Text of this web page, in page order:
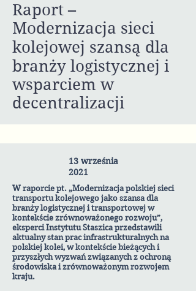
Raport –
Modernizacja sieci
kolejowej szansą dla
branży logistycznej i
wsparciem w
decentralizacji
13 września
2021
W raporcie pt. „Modernizacja polskiej sieci
transportu kolejowego jako szansa dla
branży logistycznej i transportowej w
kontekście zrównoważonego rozwoju”,
eksperci Instytutu Staszica przedstawili
aktualny stan prac infrastrukturalnych na
polskiej kolei, w kontekście bieżących i
przyszłych wyzwań związanych z ochroną
środowiska i zrównoważonym rozwojem
kraju.